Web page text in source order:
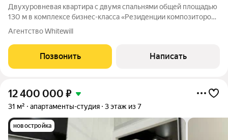
Двухуровневая квартира с двумя спальнями общей площадью
130 м в комплексе бизнес-класса «Резиденции композиторов»
в двух минутах ходьбы от Павелецкой набережной. Квартира с
третьем этаже.
Агентство Whitewill
Позвонить Написать
12 400 000 ₽
31 м² апартаменты-студия 3 этаж из 7
новостройка